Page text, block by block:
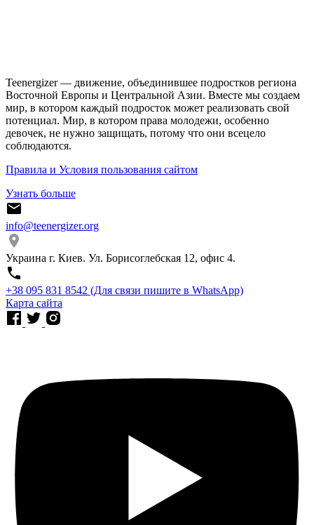
Teenergizer — движение, объединившее подростков региона
Восточной Европы и Центральной Азии. Вместе мы создаем
мир, в котором каждый подросток может реализовать свой
потенциал. Мир, в котором права молодежи, особенно
девочек, не нужно защищать, потому что они всецело
соблюдаются.
Правила и Условия пользования сайтом
Узнать больше
info@teenergizer.org
Украина г. Киев. Ул. Борисоглебская 12, офис 4.
⁨+38 095 831 8542⁩ (Для связи пишите в WhatsApp)
Карта сайта